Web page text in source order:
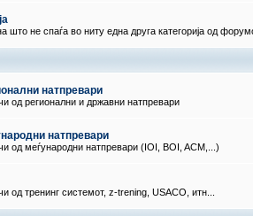
што не спаѓа во ниту една друга категорија од
натпревари
од регионални и државни натпревари
натпревари
од меѓународни натпревари (IOI, BOI, ACM,...)
од тренинг системот, z-trening, USACO, итн...